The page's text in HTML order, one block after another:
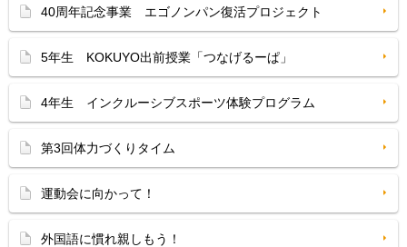
40周年記念事業 エゴノンパン復活プロジェクト
5年生 KOKUYO出前授業「つなげるーぱ」
4年生 インクルーシブスポーツ体験プログラム
第3回体力づくりタイム
運動会に向かって！
外国語に慣れ親しもう！